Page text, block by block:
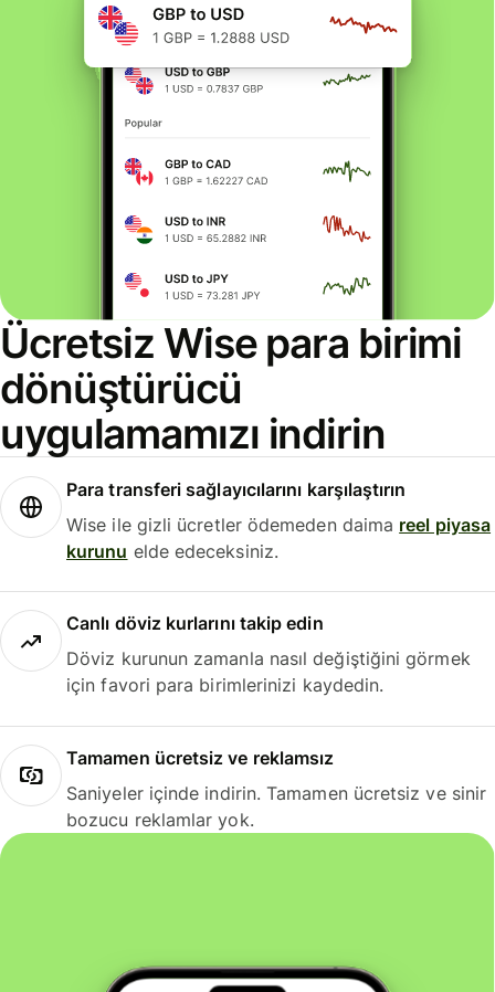
Ücretsiz Wise para birimi
dönüştürücü
uygulamamızı indirin
Para transferi sağlayıcılarını karşılaştırın
Wise ile gizli ücretler ödemeden daima reel piyasa
kurunu elde edeceksiniz.
Canlı döviz kurlarını takip edin
Döviz kurunun zamanla nasıl değiştiğini görmek
için favori para birimlerinizi kaydedin.
Tamamen ücretsiz ve reklamsız
Saniyeler içinde indirin. Tamamen ücretsiz ve sinir
bozucu reklamlar yok.